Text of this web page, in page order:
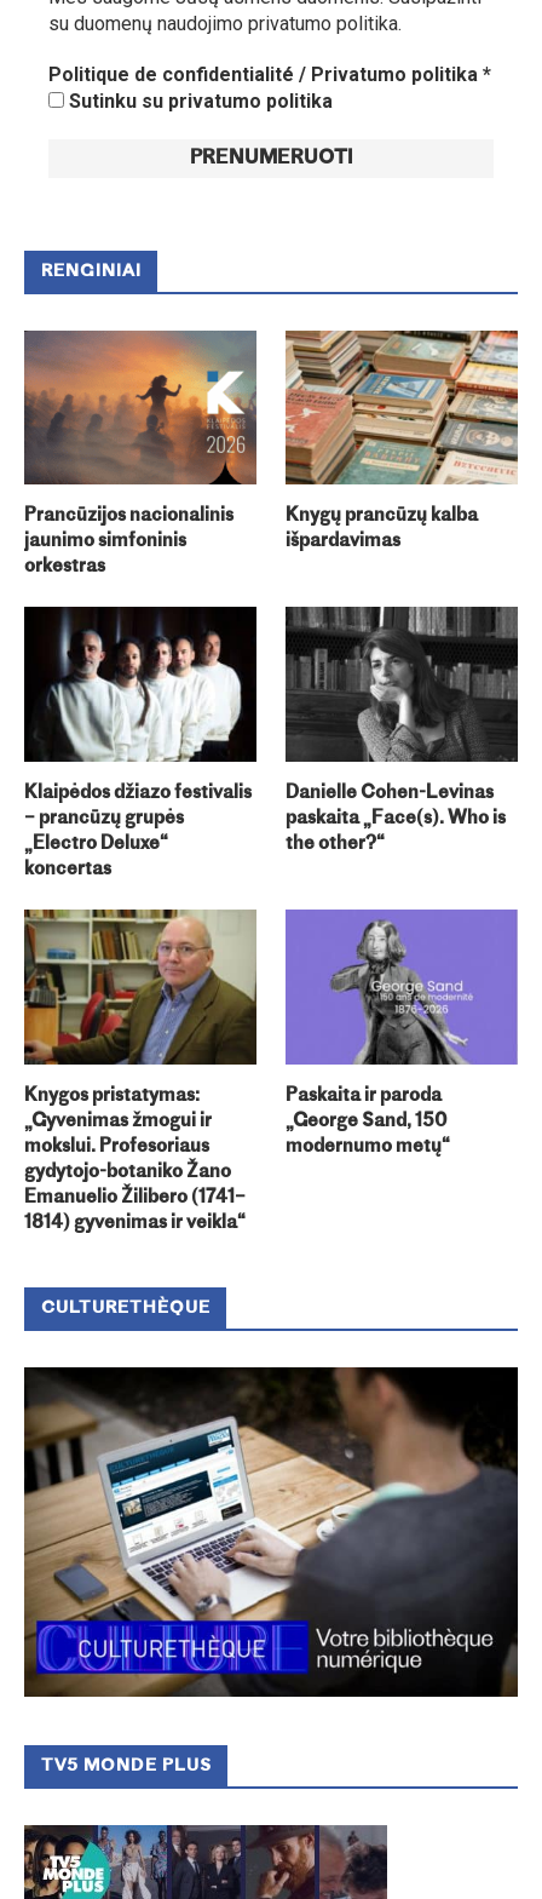
su duomenų naudojimo privatumo politika.
Politique de confidentialité / Privatumo politika *
Sutinku su privatumo politika
RENGINIAI
Prancūzijos nacionalinis
jaunimo simfoninis
orkestras
Knygų prancūzų kalba
išpardavimas
Klaipėdos džiazo festivalis
– prancūzų grupės
„Electro Deluxe“
koncertas
Danielle Cohen-Levinas
paskaita „Face(s). Who is
the other?“
Knygos pristatymas:
„Gyvenimas žmogui ir
mokslui. Profesoriaus
gydytojo-botaniko Žano
Emanuelio Žilibero (1741–
1814) gyvenimas ir veikla“
Paskaita ir paroda
„George Sand, 150
modernumo metų“
CULTURETHÈQUE
TV5 MONDE PLUS